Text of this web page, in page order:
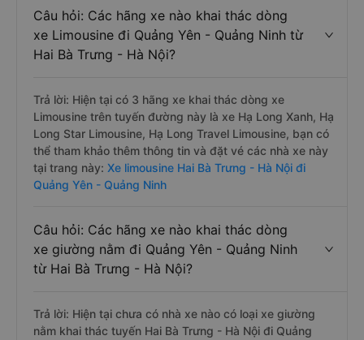
Câu hỏi: Các hãng xe nào khai thác dòng
xe Limousine đi Quảng Yên - Quảng Ninh từ
Hai Bà Trưng - Hà Nội?
Trả lời: Hiện tại có 3 hãng xe khai thác dòng xe
Limousine trên tuyến đường này là xe Hạ Long Xanh, Hạ
Long Star Limousine, Hạ Long Travel Limousine, bạn có
thể tham khảo thêm thông tin và đặt vé các nhà xe này
tại trang này: Xe limousine Hai Bà Trưng - Hà Nội đi
Quảng Yên - Quảng Ninh
Câu hỏi: Các hãng xe nào khai thác dòng
xe giường nằm đi Quảng Yên - Quảng Ninh
từ Hai Bà Trưng - Hà Nội?
Trả lời: Hiện tại chưa có nhà xe nào có loại xe giường
nằm khai thác tuyến Hai Bà Trưng - Hà Nội đi Quảng